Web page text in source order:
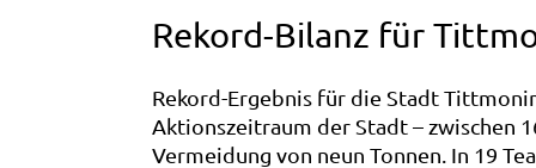
Rekord-Bilanz für
Rekord-Ergebnis für die Stadt
Aktionszeitraum der Stadt – zwischen
Vermeidung von neun Tonnen. In 19